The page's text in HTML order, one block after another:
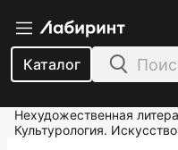
Каталог
Нехудожественная
Культурология.